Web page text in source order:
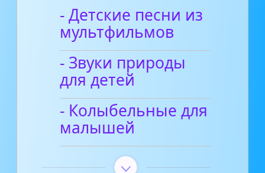
- Детские песни из
мультфильмов
- Звуки природы
для детей
- Колыбельные для
малышей